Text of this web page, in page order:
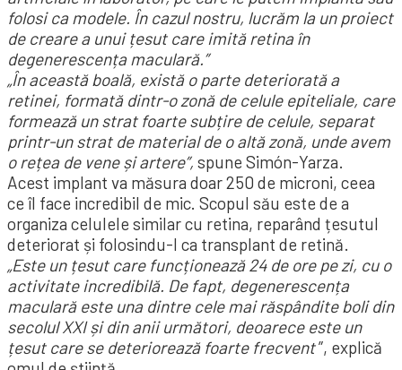
folosi ca modele. În cazul nostru, lucrăm la un proiect
de creare a unui țesut care imită retina în
degenerescența maculară.”
„În această boală, există o parte deteriorată a
retinei, formată dintr-o zonă de celule epiteliale, care
formează un strat foarte subțire de celule, separat
printr-un strat de material de o altă zonă, unde avem
o rețea de vene și artere”, spune Simón-Yarza.
Acest implant va măsura doar 250 de microni, ceea
ce îl face incredibil de mic. Scopul său este de a
organiza celulele similar cu retina, reparând țesutul
deteriorat și folosindu-l ca transplant de retină.
„Este un țesut care funcționează 24 de ore pe zi, cu o
activitate incredibilă. De fapt, degenerescența
maculară este una dintre cele mai răspândite boli din
secolul XXI și din anii următori, deoarece este un
țesut care se deteriorează foarte frecvent”, explică